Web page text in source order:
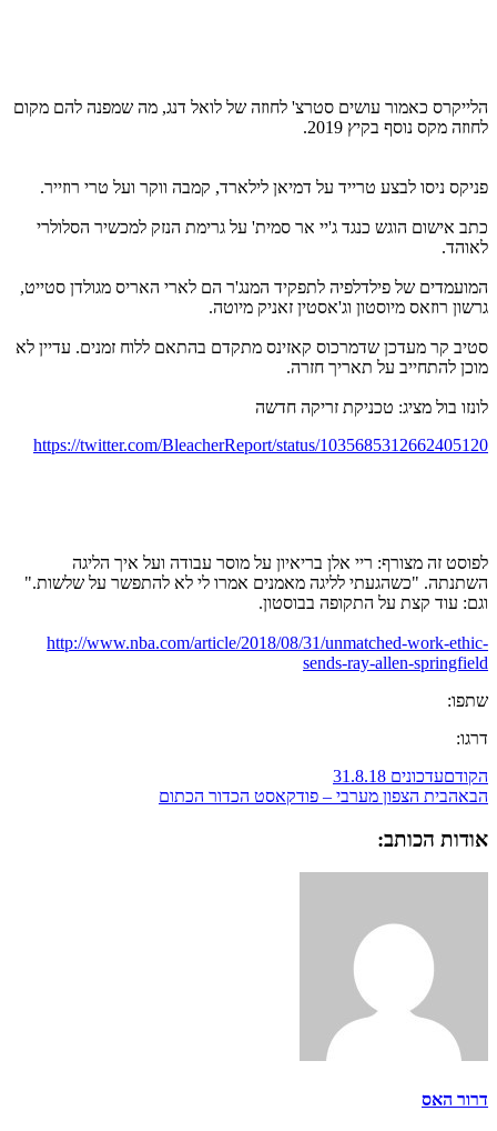
הלייקרס כאמור עושים סטרצ' לחוזה של לואל דנג, מה שמפנה להם מקום
לחוזה מקס נוסף בקיץ 2019.
פניקס ניסו לבצע טרייד על דמיאן לילארד, קמבה ווקר ועל טרי רוזייר.
כתב אישום הוגש כנגד ג'יי אר סמית' על גרימת הנזק למכשיר הסלולרי
לאוהד.
המועמדים של פילדלפיה לתפקיד המנג'ר הם לארי האריס מגולדן סטייט,
גרשון רוזאס מיוסטון וג'אסטין זאניק מיוטה.
סטיב קר מעדכן שדמרכוס קאזינס מתקדם בהתאם ללוח זמנים. עדיין לא
מוכן להתחייב על תאריך חזרה.
לונזו בול מציג: טכניקת זריקה חדשה
https://twitter.com/BleacherReport/status/1035685312662405120
לפוסט זה מצורף: ריי אלן בריאיון על מוסר עבודה ועל איך הליגה
השתנתה. "כשהגעתי לליגה מאמנים אמרו לי לא להתפשר על שלשות."
וגם: עוד קצת על התקופה בבוסטון.
http://www.nba.com/article/2018/08/31/unmatched-work-ethic-
sends-ray-allen-springfield
שתפו:
דרגו:
הקודםעדכונים 31.8.18
הבאהבית הצפון מערבי – פודקאסט הכדור הכתום
אודות הכותב:
דרור האס